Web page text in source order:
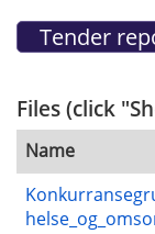
Files (click
Name